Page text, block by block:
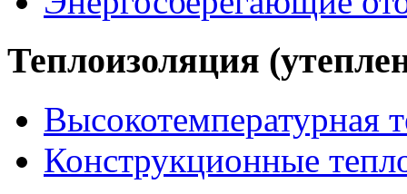
Теплоизоляция
Высокотемпературная
Конструкционные